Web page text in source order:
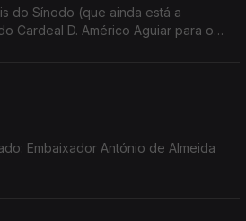
do Sínodo (que ainda está a
Cardeal D. Américo Aguiar para o
Embaixador António de Almeida